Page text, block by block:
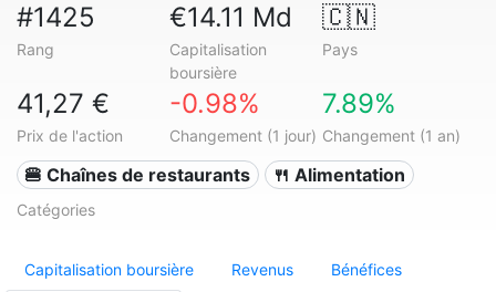
#1425
Rang
€14.11 Md
Capitalisation
boursière
🇨🇳
Pays
41,27 €
Prix de l'action
-0.98%
Changement (1 jour)
7.89%
Changement (1 an)
🍔 Chaînes de restaurants 🍴 Alimentation
Catégories
Capitalisation boursière Revenus Bénéfices